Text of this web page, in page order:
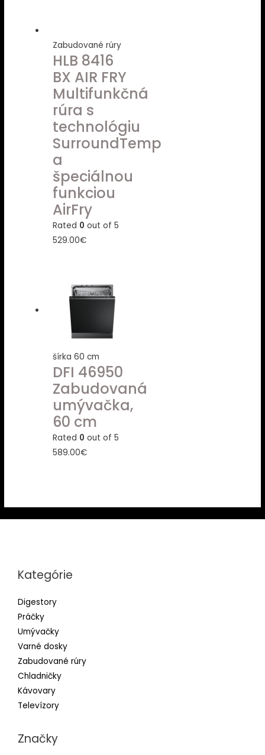
Zabudované rúry
HLB 8416
BX AIR FRY
Multifunkčná
rúra s
technológiu
SurroundTemp
a
špeciálnou
funkciou
AirFry
Rated 0 out of 5
529.00€
šírka 60 cm
DFI 46950
Zabudovaná
umývačka,
60 cm
Rated 0 out of 5
589.00€
Kategórie
Digestory
Práčky
Umývačky
Varné dosky
Zabudované rúry
Chladničky
Kávovary
Televízory
Značky